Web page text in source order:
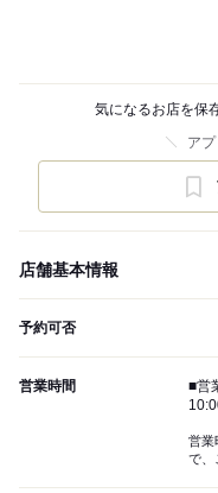
気になるお店を保
ア
店舗基本情報
予約可否
営業時間
■営
営業
で、